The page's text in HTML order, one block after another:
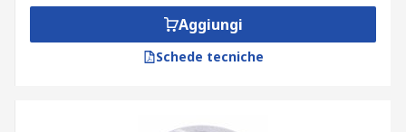
Aggiungi
Schede tecniche